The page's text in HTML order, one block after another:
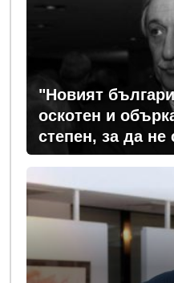
"Новият
оскотен и
степен, за да
какви хора се